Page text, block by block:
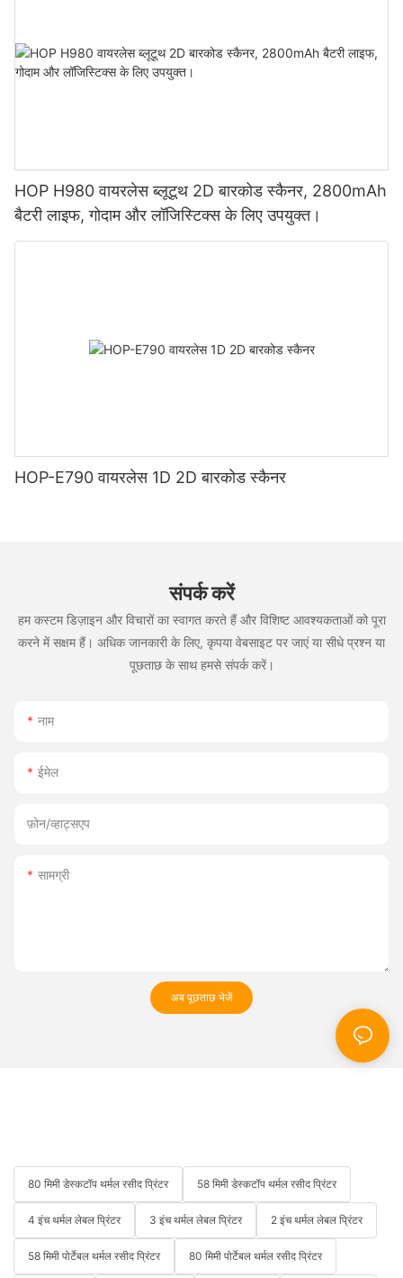
HOP H980 वायरलेस ब्लूटूथ 2D बारकोड स्कैनर, 2800mAh
बैटरी लाइफ, गोदाम और लॉजिस्टिक्स के लिए उपयुक्त।
HOP-E790 वायरलेस 1D 2D बारकोड स्कैनर
संपर्क करें
हम कस्टम डिज़ाइन और विचारों का स्वागत करते हैं और विशिष्ट आवश्यकताओं को पूरा
करने में सक्षम हैं। अधिक जानकारी के लिए, कृपया वेबसाइट पर जाएं या सीधे प्रश्न या
पूछताछ के साथ हमसे संपर्क करें।
नाम
ईमेल
फ़ोन/व्हाट्सएप
सामग्री
अब पूछताछ भेजें
80 मिमी डेस्कटॉप थर्मल रसीद प्रिंटर 58 मिमी डेस्कटॉप थर्मल रसीद प्रिंटर
4 इंच थर्मल लेबल प्रिंटर 3 इंच थर्मल लेबल प्रिंटर 2 इंच थर्मल लेबल प्रिंटर
58 मिमी पोर्टेबल थर्मल रसीद प्रिंटर 80 मिमी पोर्टेबल थर्मल रसीद प्रिंटर